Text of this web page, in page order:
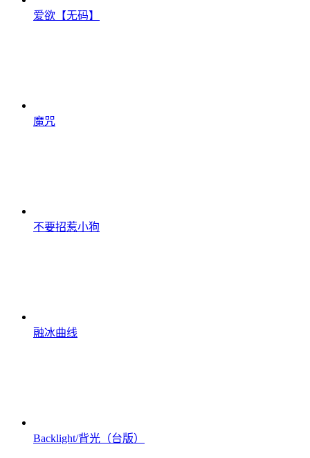
爱欲【无码】
魔咒
不要招惹小狗
融冰曲线
Backlight/背光（台版）